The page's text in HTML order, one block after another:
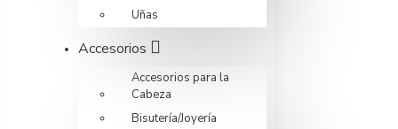
Uñas
Accesorios
Accesorios para la
Cabeza
Bisutería/Joyería